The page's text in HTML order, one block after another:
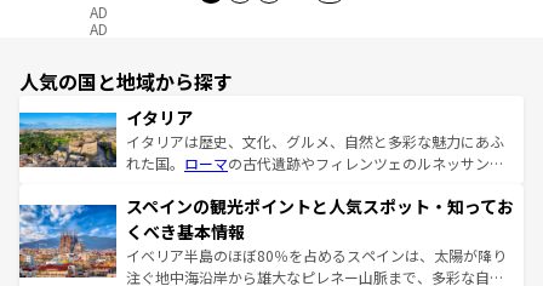
AD
AD
人気の国と地域から探す
イタリア
イタリアは歴史、文化、グルメ、自然と多彩な魅力にあふ
れた国。 ローマの古代遺跡やフィレンツェのルネッサンス
ろん、トスカーナの美しい田園風景やアマルフィ海岸の絶
景など、自然景観も見逃せない。観光の合間には、本場の
ピザやパスタなど、絶品のイタリア料理を堪能することも
できる。朝目覚めてから夜眠るまで、すべての瞬間を楽し
スペインの観光ポイントと人気スポット・知ってお
くべき基本情報
イベリア半島のほぼ80％を占めるスペインは、太陽が降り
注ぐ地中海沿岸から雄大なピレネー山脈まで、多彩な自然